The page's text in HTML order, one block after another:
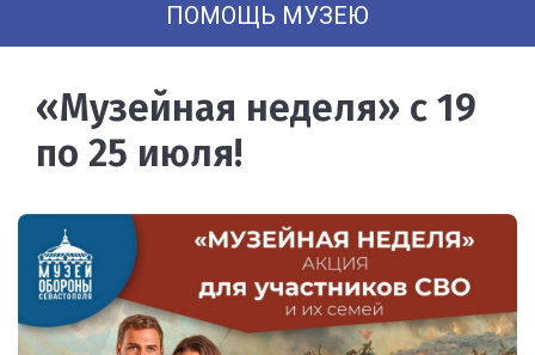
ПОМОЩЬ МУЗЕЮ
«Музейная неделя» с 19
по 25 июля!